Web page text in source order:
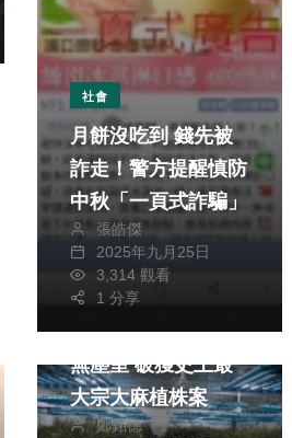
社會
月餅沒吃到 錢先被
詐走！警方提醒慎防
中秋「一頁式詐騙」
張皓傑
2025年九月25日
3,314 觀看
1 分享
社會
新竹市警局直搗千萬
無塵室 破獲史上最
大宗大麻植株案
鄭銘德